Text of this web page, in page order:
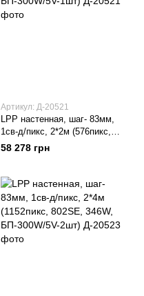
Артикул: Д-20521
LPP настенная, шаг- 83мм,
1св-д/пикс, 2*2м (576пикс,
802SE, 173W, БП-300W/5V-1шт)
58 278 грн